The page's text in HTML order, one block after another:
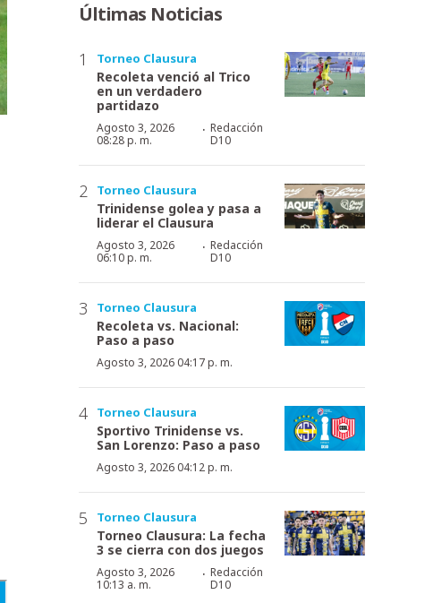
Últimas Noticias
Torneo Clausura
Recoleta venció al Trico
en un verdadero
partidazo
Agosto 3, 2026
08:28 p. m.
· Redacción
D10
Torneo Clausura
Trinidense golea y pasa a
liderar el Clausura
Agosto 3, 2026
06:10 p. m.
· Redacción
D10
Torneo Clausura
Recoleta vs. Nacional:
Paso a paso
Agosto 3, 2026 04:17 p. m.
Torneo Clausura
Sportivo Trinidense vs.
San Lorenzo: Paso a paso
Agosto 3, 2026 04:12 p. m.
Torneo Clausura
Torneo Clausura: La fecha
3 se cierra con dos juegos
Agosto 3, 2026
10:13 a. m.
· Redacción
D10